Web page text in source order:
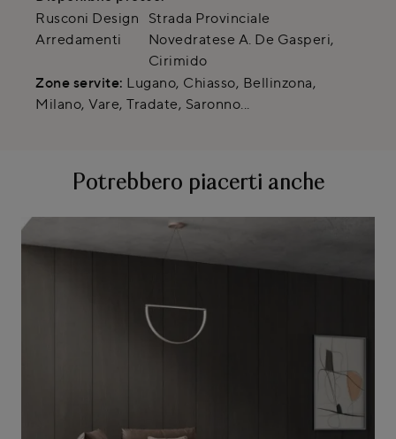
Rusconi Design
Arredamenti
Strada Provinciale
Novedratese A. De Gasperi,
Cirimido
Zone servite: Lugano, Chiasso, Bellinzona,
Milano, Vare, Tradate, Saronno...
Potrebbero piacerti anche